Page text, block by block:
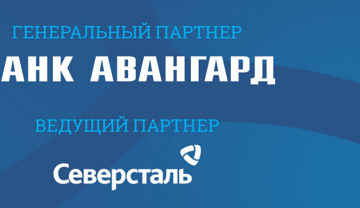
ГЕНЕРАЛЬНЫЙ ПАРТНЕР
ВЕДУЩИЙ ПАРТНЕР